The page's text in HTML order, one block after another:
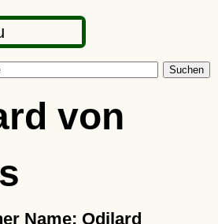
Suchen
von
Name: Odilard